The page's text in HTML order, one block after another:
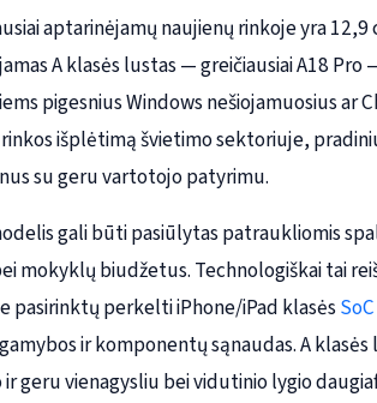
aptarinėjamų naujienų rinkoje yra
A klasės lustas — greičiausiai A18
pigesnius Windows nešiojamuosius
išplėtimą švietimo sektoriuje,
su geru vartotojo patyrimu.
gali būti pasiūlytas patraukliomis
mokyklų biudžetus. Technologiškai tai
pasirinktų perkelti iPhone/iPad klasėsSoC
ir komponentų sąnaudas. A
geru vienagysliu bei vidutinio lygio